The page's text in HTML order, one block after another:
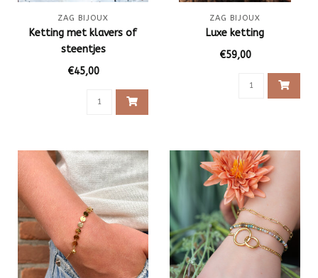
ZAG BIJOUX
Ketting met klavers of
steentjes
€45,00
ZAG BIJOUX
Luxe ketting
€59,00